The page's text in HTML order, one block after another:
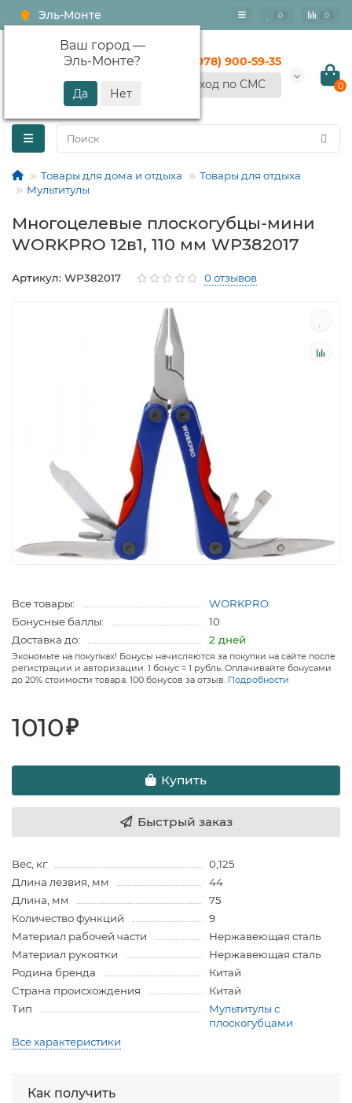
Эль-Монте
Ваш город —
Эль-Монте?
0 0
+7 (978) 900-59-35
Вход по СМС
0
Товары для дома и отдыха
Товары для отдыха
Мультитулы
Многоцелевые плоскогубцы-мини
WORKPRO 12в1, 110 мм WP382017
Артикул: WP382017 0 отзывов
Все товары:
WORKPRO
Бонусные баллы:
10
Доставка до:
2 дней
Экономьте на покупках! Бонусы начисляются за покупки на сайте после
регистрации и авторизации. 1 бонус = 1 рубль. Оплачивайте бонусами
до 20% стоимости товара. 100 бонусов за отзыв. Подробности
1010₽
Купить
Быстрый заказ
Вес, кг
0,125
Длина лезвия, мм
44
Длина, мм
75
Количество функций
9
Материал рабочей части
Нержавеющая сталь
Материал рукоятки
Нержавеющая сталь
Родина бренда
Китай
Страна происхождения
Китай
Тип
Мультитулы с
плоскогубцами
Все характеристики
Как получить